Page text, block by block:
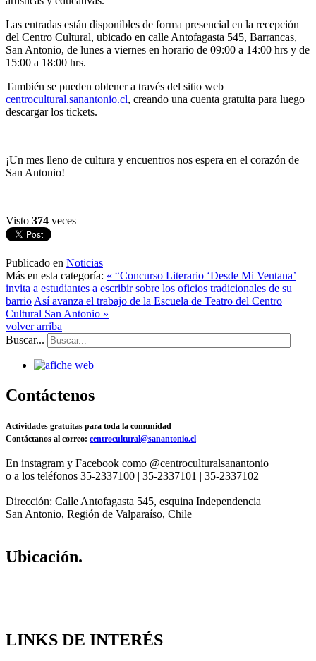
Las entradas están disponibles de forma presencial en la recepción
del Centro Cultural, ubicado en calle Antofagasta 545, Barrancas,
San Antonio, de lunes a viernes en horario de 09:00 a 14:00 hrs y de
15:00 a 18:00 hrs.
También se pueden obtener a través del sitio web
centrocultural.sanantonio.cl, creando una cuenta gratuita para luego
descargar los tickets.
¡Un mes lleno de cultura y encuentros nos espera en el corazón de
San Antonio!
Visto 374 veces
Publicado en Noticias
Más en esta categoría: « “Concurso Literario ‘Desde Mi Ventana’
invita a estudiantes a escribir sobre los oficios tradicionales de su
barrio Así avanza el trabajo de la Escuela de Teatro del Centro
Cultural San Antonio »
volver arriba
Buscar...
Contáctenos
Actividades gratuitas para toda la comunidad
Contáctanos al correo: centrocultural@sanantonio.cl
En instagram y Facebook como @centroculturalsanantonio
o a los teléfonos 35-2337100 | 35-2337101 | 35-2337102
Dirección: Calle Antofagasta 545, esquina Independencia
San Antonio, Región de Valparaíso, Chile
Ubicación.
LINKS DE INTERÉS